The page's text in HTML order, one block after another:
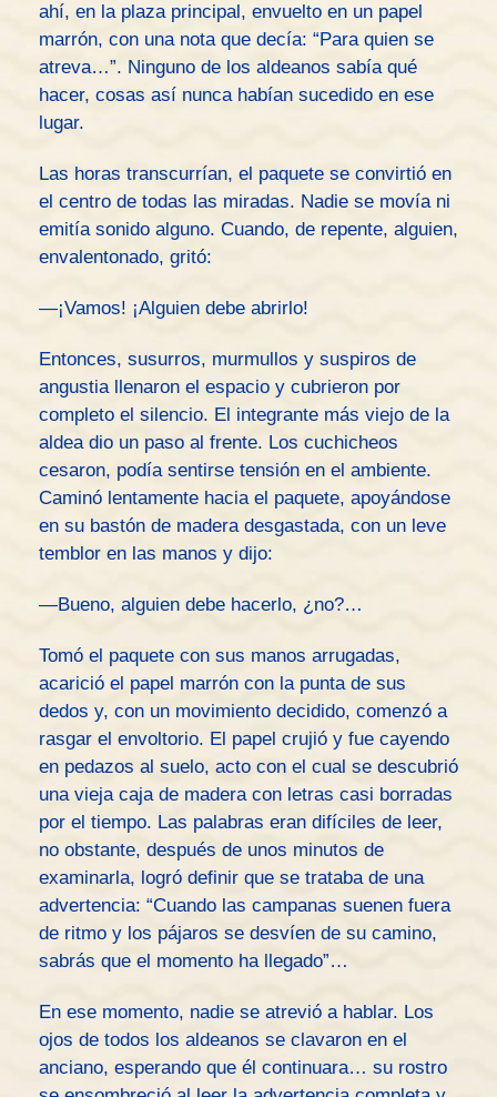
ahí, en la plaza principal, envuelto en un papel
marrón, con una nota que decía: “Para quien se
atreva…”. Ninguno de los aldeanos sabía qué
hacer, cosas así nunca habían sucedido en ese
lugar.
Las horas transcurrían, el paquete se convirtió en
el centro de todas las miradas. Nadie se movía ni
emitía sonido alguno. Cuando, de repente, alguien,
envalentonado, gritó:
—¡Vamos! ¡Alguien debe abrirlo!
Entonces, susurros, murmullos y suspiros de
angustia llenaron el espacio y cubrieron por
completo el silencio. El integrante más viejo de la
aldea dio un paso al frente. Los cuchicheos
cesaron, podía sentirse tensión en el ambiente.
Caminó lentamente hacia el paquete, apoyándose
en su bastón de madera desgastada, con un leve
temblor en las manos y dijo:
—Bueno, alguien debe hacerlo, ¿no?…
Tomó el paquete con sus manos arrugadas,
acarició el papel marrón con la punta de sus
dedos y, con un movimiento decidido, comenzó a
rasgar el envoltorio. El papel crujió y fue cayendo
en pedazos al suelo, acto con el cual se descubrió
una vieja caja de madera con letras casi borradas
por el tiempo. Las palabras eran difíciles de leer,
no obstante, después de unos minutos de
examinarla, logró definir que se trataba de una
advertencia: “Cuando las campanas suenen fuera
de ritmo y los pájaros se desvíen de su camino,
sabrás que el momento ha llegado”…
En ese momento, nadie se atrevió a hablar. Los
ojos de todos los aldeanos se clavaron en el
anciano, esperando que él continuara… su rostro